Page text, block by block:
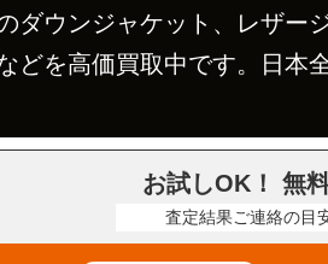
ダウンジャケット、レザー
どを高価買取中です。日本
お試しOK！ 無
査定結果ご連絡の目